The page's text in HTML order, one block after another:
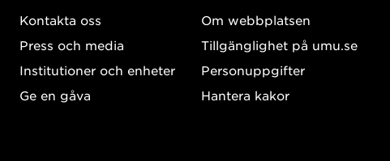
Kontakta oss
Press och media
Institutioner och enheter
Ge en gåva
Om webbplatsen
Tillgänglighet på umu.se
Personuppgifter
Hantera kakor